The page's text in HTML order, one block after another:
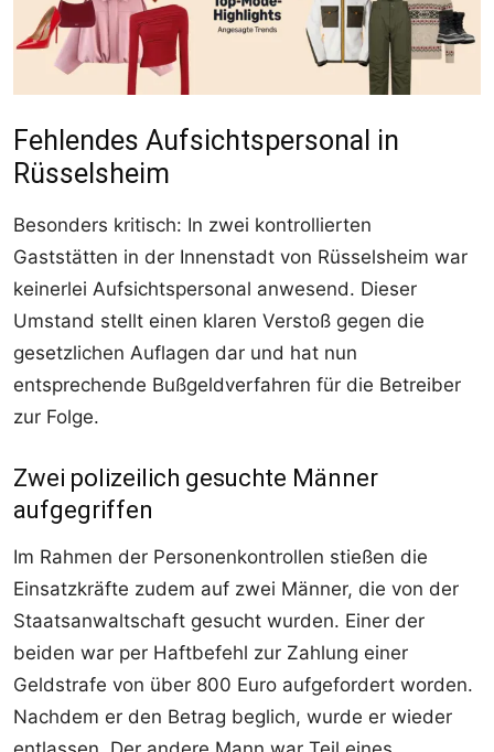
Fehlendes Aufsichtspersonal in
Rüsselsheim
Besonders kritisch: In zwei kontrollierten
Gaststätten in der Innenstadt von Rüsselsheim war
keinerlei Aufsichtspersonal anwesend. Dieser
Umstand stellt einen klaren Verstoß gegen die
gesetzlichen Auflagen dar und hat nun
entsprechende Bußgeldverfahren für die Betreiber
zur Folge.
Zwei polizeilich gesuchte Männer
aufgegriffen
Im Rahmen der Personenkontrollen stießen die
Einsatzkräfte zudem auf zwei Männer, die von der
Staatsanwaltschaft gesucht wurden. Einer der
beiden war per Haftbefehl zur Zahlung einer
Geldstrafe von über 800 Euro aufgefordert worden.
Nachdem er den Betrag beglich, wurde er wieder